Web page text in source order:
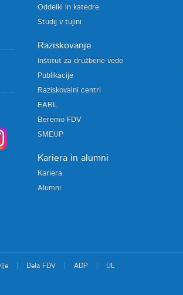
Oddelki in katedre
Študij v tujini
Raziskovanje
Inštitut za družbene vede
Publikacije
Raziskovalni centri
EARL
Beremo FDV
SMEUP
Kariera in alumni
Kariera
Alumni
Dela FDV ADP UL